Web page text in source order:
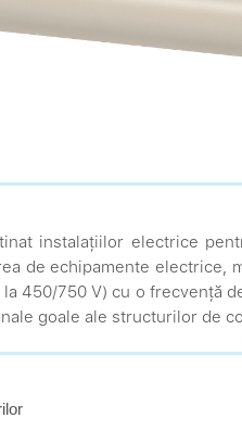
instalațiilor electrice
de echipamente electrice,
450/750 V) cu o frecvență
goale ale structurilor de